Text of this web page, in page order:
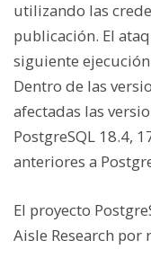
utilizando las
publicación. El
siguiente
Dentro de las
afectadas las
PostgreSQL 18.4,
anteriores a
El proyecto
Aisle Research